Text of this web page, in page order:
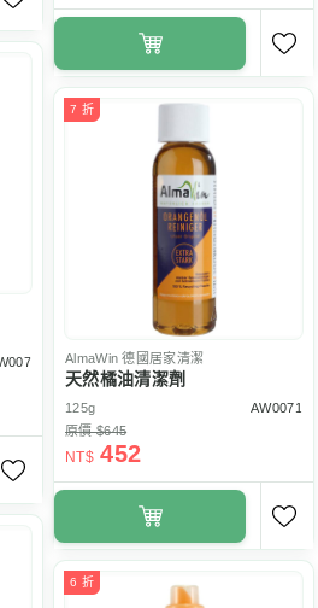
7 折
AlmaWin 德國居家清潔
天然橘油清潔劑
125g
AW0071
原價 $645
NT$ 452
6 折